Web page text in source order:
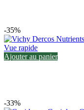
-35%
Vue rapide
Ajouter au panier
-33%